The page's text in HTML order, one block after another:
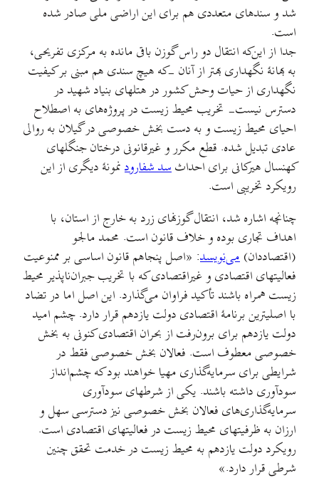
شد و سندهای متعددی هم برای این اراضی ملی صادر شده
است.
جدا از این‌که انتقال دو راس گوزن باقی مانده به مرکزی تفریحی،
به بهانهٔ نگهداری بهتر از آنان -که هیچ سندی هم مبنی بر کیفیت
نگهداری از حیات وحش کشور در هتلهای بنیاد شهید در
دسترس نیست- تخریب محیط‌ زیست در پروژه‌های به اصطلاح
احیای محیط‌ زیست و به دست بخش‌ خصوصی در گیلان به روالی
عادی تبدیل شده. قطع مکرر و غیرقانونی درختان جنگلهای
کهنسال هیرکانی برای احداثسد شفارود نمونهٔ دیگری از این
رویکرد تخریبی است.
چنانچه اشاره شد، انتقال گوزنهای زرد به خارج از استان، با
اهداف تجاری بوده و خلاف قانون است. محمد مالجو
(اقتصاددان)می‌نويسد: «اصل پنجاهم قانون اساسی بر ممنوعیت
فعالیتهای اقتصادی و غیراقتصادی که با تخریب جبران‌ناپذیر محیط‌
زیست همراه باشند تأکید فراوان می‌گذارد. این اصل اما در تضاد
با اصلیترین برنامهٔ اقتصادی دولت یازدهم قرار دارد. چشم امید
دولت یازدهم برای برون‌رفت از بحران اقتصادی کنونی به بخش
خصوصی معطوف است. فعالان بخش خصوصی فقط در
شرایطی برای سرمایه‌گذاری مهیا خواهند بود که چشم‌انداز
سودآوری داشته باشند. یکی از شرطهای سودآوری
سرمایه‌گذاری‌های فعالان بخش خصوصی نیز دسترسی سهل و
ارزان به ظرفیتهای محیط‌ زیست در فعالیتهای اقتصادی است.
رویکرد دولت یازدهم به محیط‌ زیست در خدمت تحقق چنین
شرطی قرار دارد.»